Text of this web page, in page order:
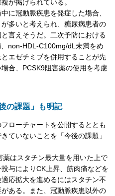
が掲げられている。
に冠動脈疾患を発症した場合、
多いと考えられ、糖尿病患者の
言えそうだ。二次予防における
non-HDL-C100mg/dL未満をめ
エゼチミブを併用することが先
合、PCSK9阻害薬の使用を考慮
の課題」も明記
ローチャートを公開するととも
ていないことを「今後の課題」
はスタチン最大量を用いた上で
与によりCK上昇、筋肉痛などを
応拡大を進めるにはスタチン不
ある。また、冠動脈疾患以外の